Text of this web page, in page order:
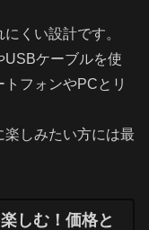
くい設計です。
USBケーブルを使
フォンやPCとリ
しみたい方には最
しむ！価格と